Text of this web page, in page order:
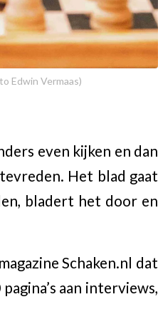
Edwin Vermaas)
even kijken en dan
Het blad gaat
bladert het door en
Schaken.nl dat
aan interviews,